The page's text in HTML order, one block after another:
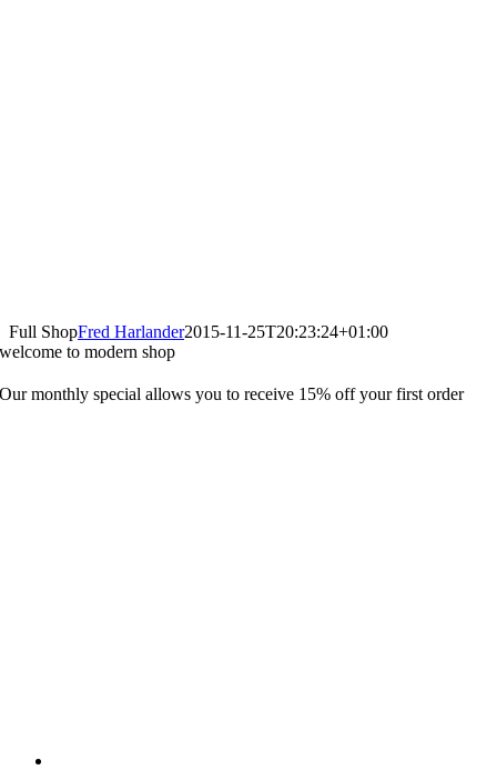
Full ShopFred Harlander2015-11-25T20:23:24+01:00
welcome to modern shop
Our monthly special allows you to receive 15% off your first order